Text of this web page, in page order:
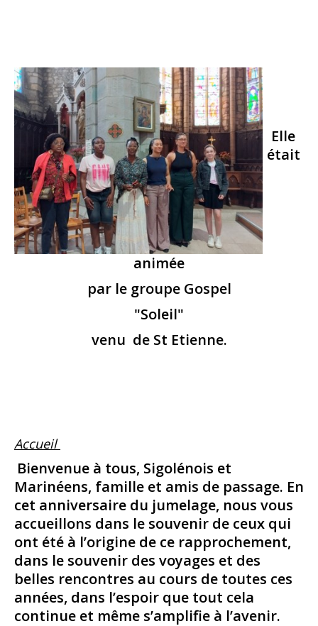
Elle
était
animée
par le groupe Gospel
"Soleil"
venu de St Etienne.
Accueil
Bienvenue à tous, Sigolénois et
Marinéens, famille et amis de passage. En
cet anniversaire du jumelage, nous vous
accueillons dans le souvenir de ceux qui
ont été à l’origine de ce rapprochement,
dans le souvenir des voyages et des
belles rencontres au cours de toutes ces
années, dans l’espoir que tout cela
continue et même s’amplifie à l’avenir.